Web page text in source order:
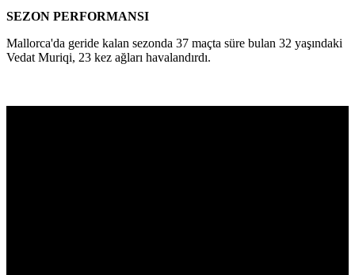
SEZON PERFORMANSI
Mallorca'da geride kalan sezonda 37 maçta süre bulan 32 yaşındaki
Vedat Muriqi, 23 kez ağları havalandırdı.